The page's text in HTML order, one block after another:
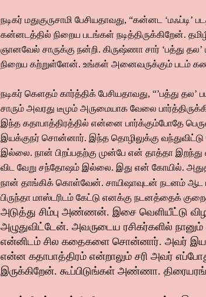
நடிகர் மதுகுருசாமி பேசியதாவது, “கன்னட
கன்னடத்தில் நிறைய படங்கள் நடித்திருக்கிறேன்.
ஞானவேல் சாருக்கு நன்றி. கிருஷ்ணா சார் ‘பத்து
நிறைய கற்றுள்ளேன். உங்கள் அனைவருக்கும் படம்
நடிகர் கெளதம் கார்த்திக் பேசியதாவது, “’பத்து
சாரும் அவரது டீமும் அருமையாக வேலை
இந்த கதாபாத்திரத்தில் என்னை பார்க்கும்போதே
இயக்குநர் சொன்னார். இந்த தொழிலுக்கு
இல்லை. நான் பிறப்பதற்கு முன்பே என் தாத்தா
விட வேறு சந்தோஷம் இல்லை. இது என் கோயில்.
நான் தாங்கிக் கொள்வேன். சாயிஷாவுடன் நடனம் ஆட
பிருந்தா மாஸ்டரிடம் கேட்டு எனக்கு நடனத்தைக்
அடுத்து சிம்பு அண்ணன். இசை வெளியீட்டு
அழுதுவிட்டேன். அவருடைய ரசிகர்களில்
என்னிடம் சில கதைகளை சொன்னார். அவர்
என்ன கதாபாத்திரம் என்றாலும் சரி அவர்
இருக்கிறேன். கூப்பிடுங்கள் அண்ணா.